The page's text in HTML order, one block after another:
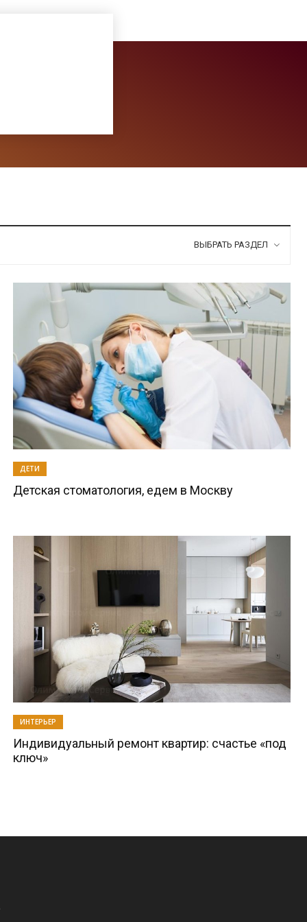
ВЫБРАТЬ РАЗДЕЛ
ДЕТИ
Детская стоматология, едем в Москву
ИНТЕРЬЕР
Индивидуальный ремонт квартир: счастье «под
ключ»